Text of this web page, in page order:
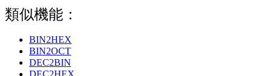
類似機能：
BIN2HEX
BIN2OCT
DEC2BIN